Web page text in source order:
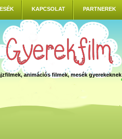
KAPCSOLAT PARTNEREK
animációs filmek, mesék gyerekeknek